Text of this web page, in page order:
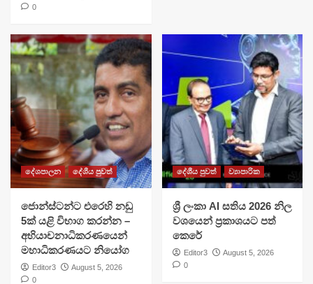
0
දේශපාලන දේශීය පුවත්
ජොන්ස්ටන්ට එරෙහි නඩු
5ක් යළි විභාග කරන්න –
අභියාචනාධිකරණයෙන්
මහාධිකරණයට නියෝග
Editor3
August 5, 2026
0
දේශීය පුවත් ව්‍යාපාරික
ශ්‍රී ලංකා AI සතිය 2026 නිල
වශයෙන් ප්‍රකාශයට පත්
කෙරේ
Editor3
August 5, 2026
0